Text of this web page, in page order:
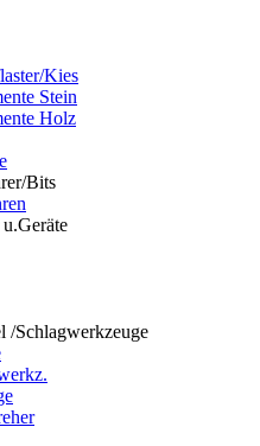
Kies
Stein
Holz
Bits
/Schlagwerkzeuge